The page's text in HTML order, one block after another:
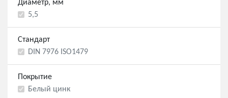
Диаметр, мм
5,5
Стандарт
DIN 7976 ISO1479
Покрытие
Белый цинк